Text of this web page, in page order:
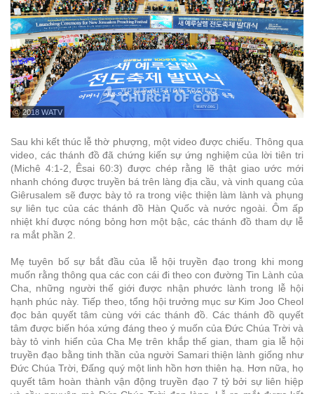
ⓒ 2018 WATV
Sau khi kết thúc lễ thờ phượng, một video được chiếu. Thông qua
video, các thánh đồ đã chứng kiến sự ứng nghiệm của lời tiên tri
(Michê 4:1-2, Êsai 60:3) được chép rằng lẽ thật giao ước mới
nhanh chóng được truyền bá trên làng địa cầu, và vinh quang của
Giêrusalem sẽ được bày tỏ ra trong việc thiện làm lành và phụng
sự liên tục của các thánh đồ Hàn Quốc và nước ngoài. Ôm ấp
nhiệt khí được nóng bỏng hơn một bậc, các thánh đồ tham dự lễ
ra mắt phần 2.
Mẹ tuyên bố sự bắt đầu của lễ hội truyền đạo trong khi mong
muốn rằng thông qua các con cái đi theo con đường Tin Lành của
Cha, những người thế giới được nhận phước lành trong lễ hội
hạnh phúc này. Tiếp theo, tổng hội trưởng mục sư Kim Joo Cheol
đọc bản quyết tâm cùng với các thánh đồ. Các thánh đồ quyết
tâm được biến hóa xứng đáng theo ý muốn của Đức Chúa Trời và
bày tỏ vinh hiển của Cha Mẹ trên khắp thế gian, tham gia lễ hội
truyền đạo bằng tinh thần của người Samari thiện lành giống như
Đức Chúa Trời, Đấng quý một linh hồn hơn thiên hạ. Hơn nữa, họ
quyết tâm hoàn thành vận động truyền đạo 7 tỷ bởi sự liên hiệp